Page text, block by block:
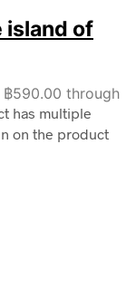
island of
฿590.00 through
has multiple
on the product